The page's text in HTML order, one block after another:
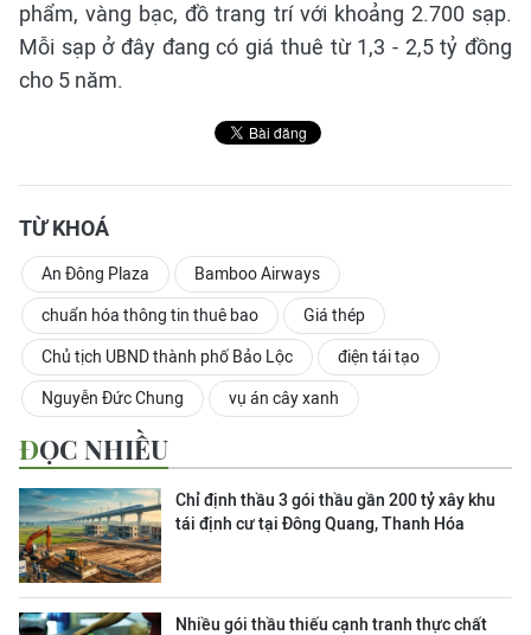
phẩm, vàng bạc, đồ trang trí với khoảng 2.700 sạp.
Mỗi sạp ở đây đang có giá thuê từ 1,3 - 2,5 tỷ đồng
cho 5 năm.
TỪ KHOÁ
An Đông Plaza Bamboo Airways
chuẩn hóa thông tin thuê bao Giá thép
Chủ tịch UBND thành phố Bảo Lộc điện tái tạo
Nguyễn Đức Chung vụ án cây xanh
ĐỌC NHIỀU
Chỉ định thầu 3 gói thầu gần 200 tỷ xây khu
tái định cư tại Đông Quang, Thanh Hóa
Nhiều gói thầu thiếu cạnh tranh thực chất